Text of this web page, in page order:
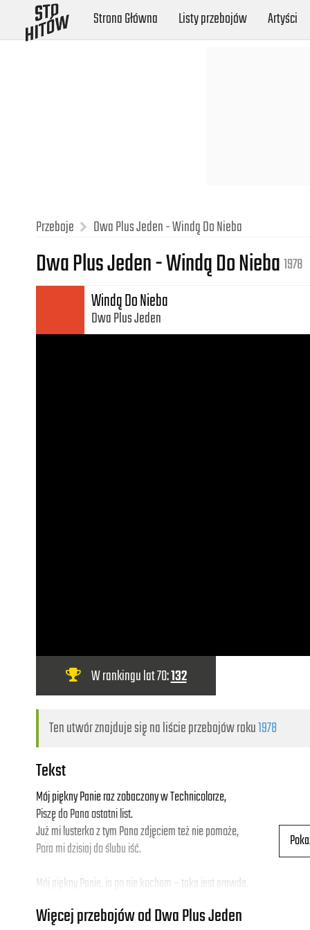
Strona Główna Listy przebojów Artyści
Przeboje Dwa Plus Jeden - Windą Do Nieba
Dwa Plus Jeden - Windą Do Nieba1978
Windą Do Nieba
Dwa Plus Jeden
W rankingu lat 70:132
Ten utwór znajduje się na liście przebojów roku1978
Tekst
Mój piękny Panie raz zobaczony w Technicolorze,
Piszę do Pana ostatni list.
Już mi lusterko z tym Pana zdjęciem też nie pomoże,
Pora mi dzisiaj do ślubu iść.
Mój piękny Panie, ja go nie kocham – taka jest prawda.
Ale dziewczyna przez świat nie może iść całkiem sama.
Więcej przebojów od Dwa Plus Jeden